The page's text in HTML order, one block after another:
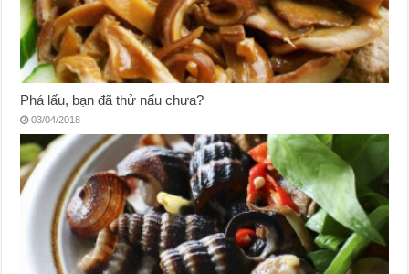
Phá lấu, bạn đã thử nấu chưa?
03/04/2018